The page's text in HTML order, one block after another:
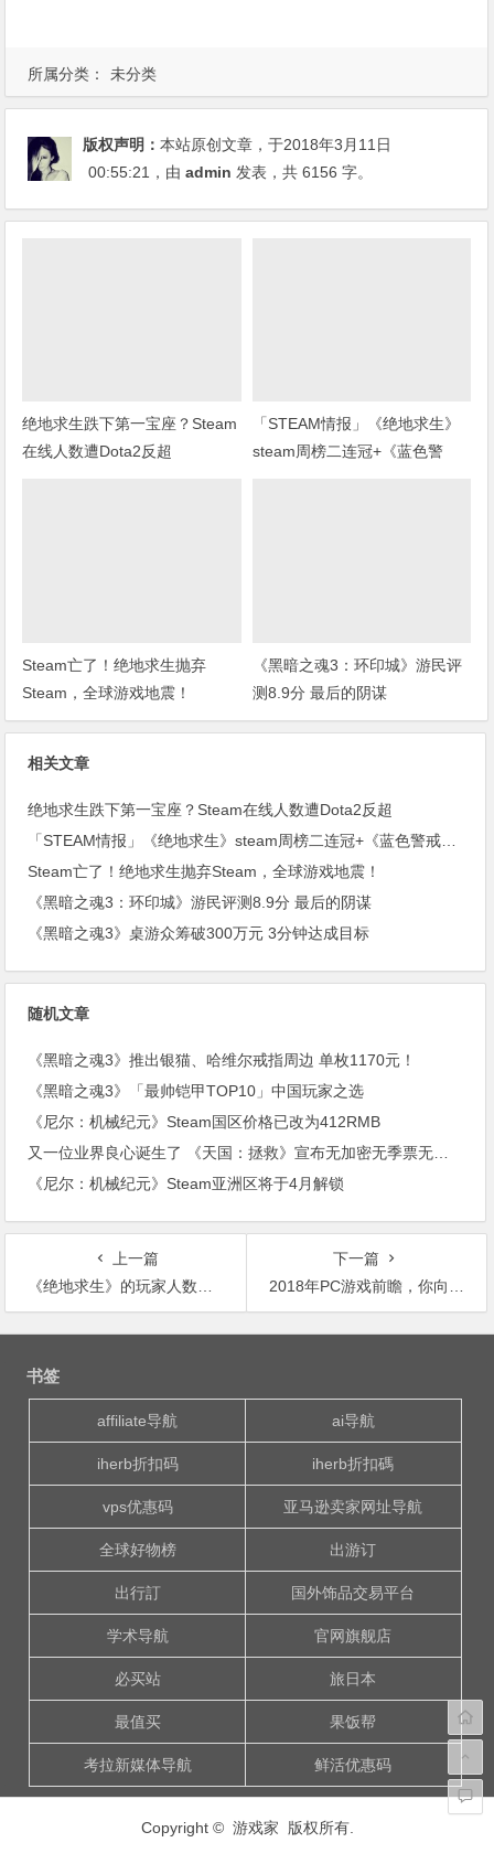
所属分类： 未分类
版权声明：本站原创文章，于2018年3月11日
00:55:21 ，由admin 发表，共 6156 字。
绝地求生跌下第一宝座？Steam
在线人数遭Dota2反超
「STEAM情报」《绝地求生》
steam周榜二连冠+《蓝色警
Steam亡了！绝地求生抛弃
Steam，全球游戏地震！
《黑暗之魂3：环印城》游民评
测8.9分 最后的阴谋
相关文章
绝地求生跌下第一宝座？Steam在线人数遭Dota2反超
Steam亡了！绝地求生抛弃Steam，全球游戏地震！
《黑暗之魂3：环印城》游民评测8.9分 最后的阴谋
《黑暗之魂3》桌游众筹破300万元 3分钟达成目标
随机文章
《黑暗之魂3》推出银猫、哈维尔戒指周边 单枚1170元！
《黑暗之魂3》「最帅铠甲TOP10」中国玩家之选
《尼尔：机械纪元》Steam国区价格已改为412RMB
《尼尔：机械纪元》Steam亚洲区将于4月解锁
上一篇
《绝地求生》的玩家人数持续下滑！《守望先锋》新英雄可能是托比昂的女儿！
下一篇
2018年PC游戏前瞻，你向往的都在这！
文
书签
affiliate导航 ai导航
iherb折扣码 iherb折扣碼
vps优惠码 亚马逊卖家网址导航
全球好物榜 出游订
出行訂 国外饰品交易平台
学术导航 官网旗舰店
必买站 旅日本
最值买 果饭帮
考拉新媒体导航 鲜活优惠码
Copyright © 游戏家 版权所有.